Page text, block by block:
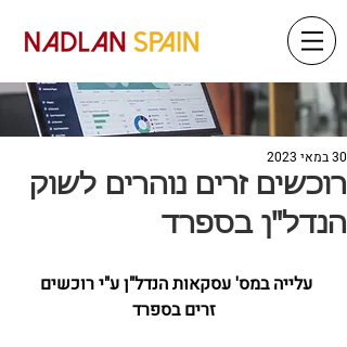
רוכשים זרים נוהרים לשוק
הנדל"ן בספרד
30 במאי 2023
עלייה במס' עסקאות הנדל"ן ע"י רוכשים
זרים בספרד